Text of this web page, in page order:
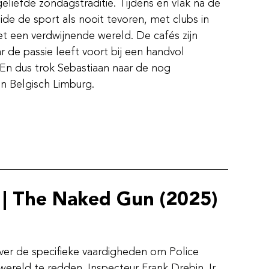
zondagstraditie. Tijdens en vlak na de
de sport als nooit tevoren, met clubs in
een verdwijnende wereld. De cafés zijn
de passie leeft voort bij een handvol
dus trok Sebastiaan naar de nog
Belgisch Limburg.
The Naked Gun (2025)
de specifieke vaardigheden om Police